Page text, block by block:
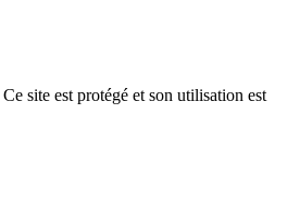
site est protégé et son utilisation est